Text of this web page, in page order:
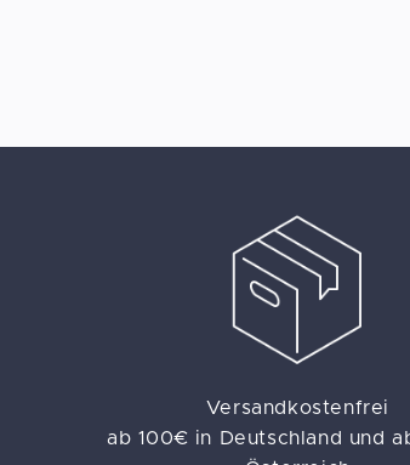
Versandkostenfrei
ab 100€ in Deutschland und